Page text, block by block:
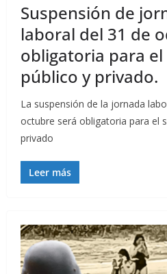
Suspensión de
laboral del 31 de
obligatoria para
público y privado.
La suspensión de la jornada
octubre será obligatoria para el
privado
Leer más